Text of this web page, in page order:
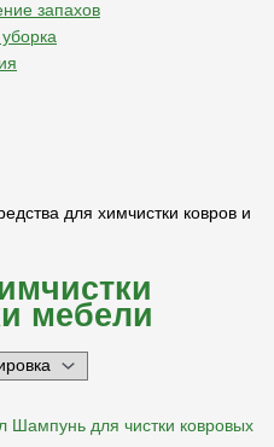
запахов
для химчистки ковров и
мебели